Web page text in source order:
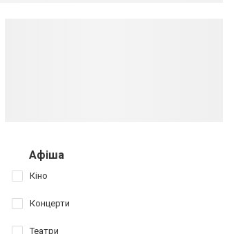
Афіша
Кіно
Концерти
Театри